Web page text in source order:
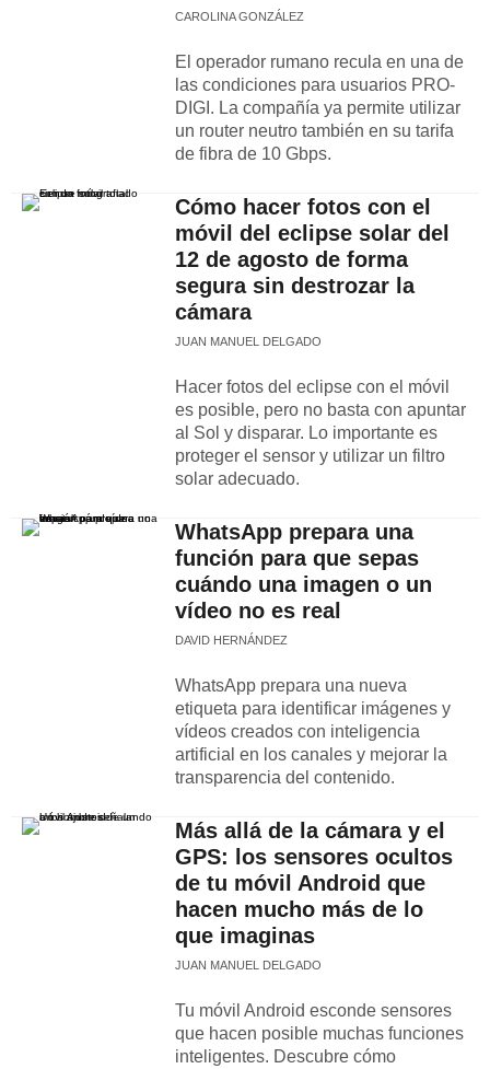
CAROLINA GONZÁLEZ
El operador rumano recula en una de
las condiciones para usuarios PRO-
DIGI. La compañía ya permite utilizar
un router neutro también en su tarifa
de fibra de 10 Gbps.
Cómo hacer fotos con el
móvil del eclipse solar del
12 de agosto de forma
segura sin destrozar la
cámara
JUAN MANUEL DELGADO
Hacer fotos del eclipse con el móvil
es posible, pero no basta con apuntar
al Sol y disparar. Lo importante es
proteger el sensor y utilizar un filtro
solar adecuado.
WhatsApp prepara una
función para que sepas
cuándo una imagen o un
vídeo no es real
DAVID HERNÁNDEZ
WhatsApp prepara una nueva
etiqueta para identificar imágenes y
vídeos creados con inteligencia
artificial en los canales y mejorar la
transparencia del contenido.
Más allá de la cámara y el
GPS: los sensores ocultos
de tu móvil Android que
hacen mucho más de lo
que imaginas
JUAN MANUEL DELGADO
Tu móvil Android esconde sensores
que hacen posible muchas funciones
inteligentes. Descubre cómo